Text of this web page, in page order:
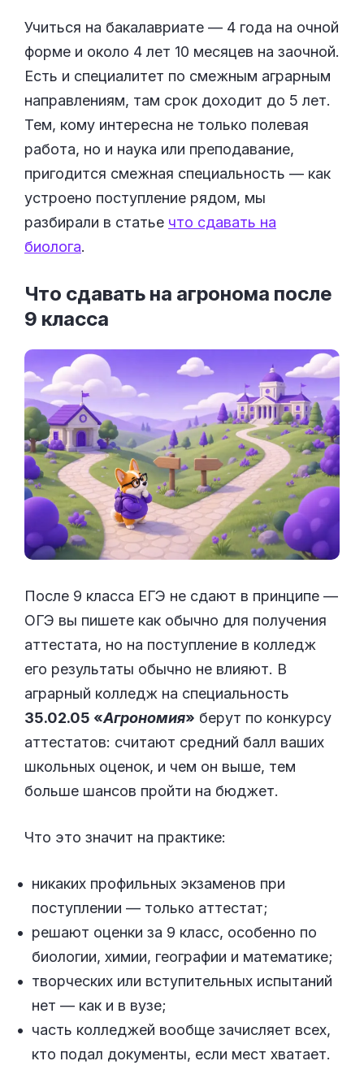
Учиться на бакалавриате — 4 года на очной
форме и около 4 лет 10 месяцев на заочной.
Есть и специалитет по смежным аграрным
направлениям, там срок доходит до 5 лет.
Тем, кому интересна не только полевая
работа, но и наука или преподавание,
пригодится смежная специальность — как
устроено поступление рядом, мы
разбирали в статье что сдавать на
биолога.
Что сдавать на агронома после
9 класса
После 9 класса ЕГЭ не сдают в принципе —
ОГЭ вы пишете как обычно для получения
аттестата, но на поступление в колледж
его результаты обычно не влияют. В
аграрный колледж на специальность
35.02.05 «Агрономия» берут по конкурсу
аттестатов: считают средний балл ваших
школьных оценок, и чем он выше, тем
больше шансов пройти на бюджет.
Что это значит на практике:
никаких профильных экзаменов при
поступлении — только аттестат;
решают оценки за 9 класс, особенно по
биологии, химии, географии и математике;
творческих или вступительных испытаний
нет — как и в вузе;
часть колледжей вообще зачисляет всех,
кто подал документы, если мест хватает.